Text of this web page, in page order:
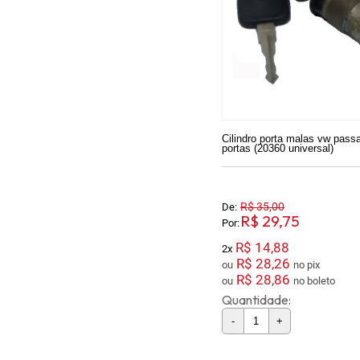
Cilindro porta malas vw
portas (20360 universal)
De: R$ 35,00
Por: R$ 29,75
2x R$ 14,88
ou R$ 28,26
no pix
ou R$ 28,86 no boleto
Quantidade:
- +